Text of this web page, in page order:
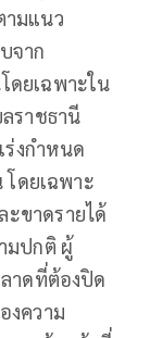
ามแนว
จาก
ดยเฉพาะใน
ราชธานี
ร่งกำหนด
โดยเฉพาะ
ขาดรายได้
มปกติ ผู้
าดที่ต้องปิด
งความ